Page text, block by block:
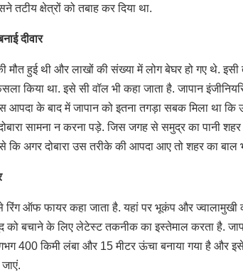
तटीय क्षेत्रों को तबाह कर दिया था.
दीवार
मौत हुई थी और लाखों की संख्या में लोग बेघर हो गए थे.
किया था. इसे सी वॉल भी कहा जाता है. जापान
आपदा के बाद में जापान को इतना तगड़ा सबक मिला था
सामना न करना पड़े. जिस जगह से समुद्र का पानी
कि अगर दोबारा उस तरीके की आपदा आए तो शहर का बाल
रिंग ऑफ फायर कहा जाता है. यहां पर भूकंप और ज्वालामुखी
को बचाने के लिए लेटेस्ट तकनीक का इस्तेमाल करता है.
400 किमी लंबा और 15 मीटर ऊंचा बनाया गया है और